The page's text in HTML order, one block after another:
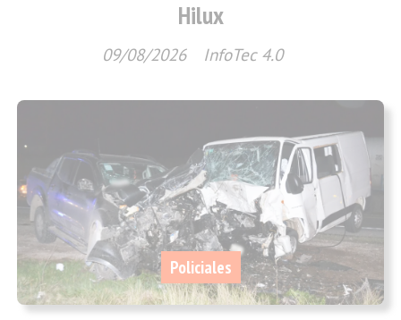
Hilux
InfoTec 4.0
09/08/2026
Policiales